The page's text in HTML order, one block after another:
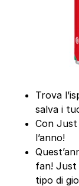
Trova
salva i
Con
l’anno!
fan! Just
tipo di